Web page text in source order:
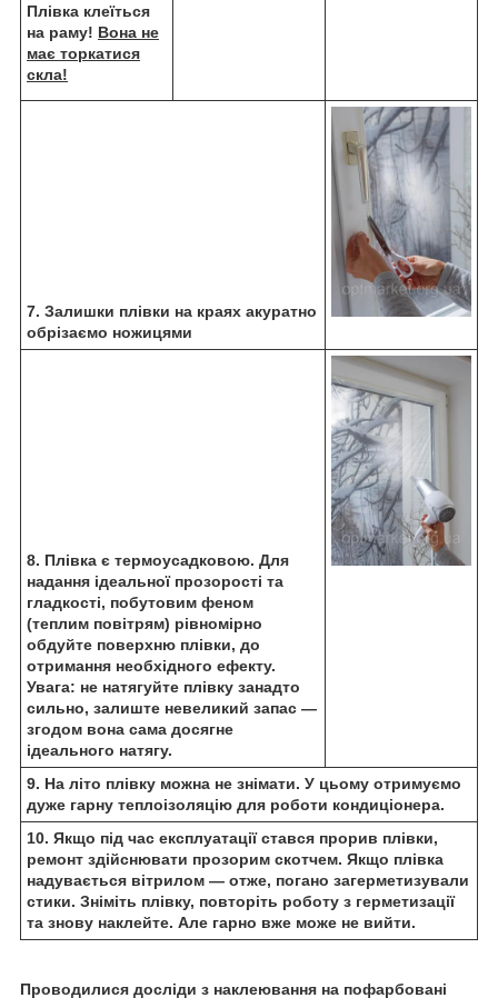
Плівка клеїться
на раму! Вона не
має торкатися
скла!
7. Залишки плівки на краях акуратно
обрізаємо ножицями
8. Плівка є термоусадковою. Для
надання ідеальної прозорості та
гладкості, побутовим феном
(теплим повітрям) рівномірно
обдуйте поверхню плівки, до
отримання необхідного ефекту.
Увага: не натягуйте плівку занадто
сильно, залиште невеликий запас —
згодом вона сама досягне
ідеального натягу.
9. На літо плівку можна не знімати. У цьому отримуємо
дуже гарну теплоізоляцію для роботи кондиціонера.
10. Якщо під час експлуатації стався прорив плівки,
ремонт здійснювати прозорим скотчем. Якщо плівка
надувається вітрилом — отже, погано загерметизували
стики. Зніміть плівку, повторіть роботу з герметизації
та знову наклейте. Але гарно вже може не вийти.
Проводилися досліди з наклеювання на пофарбовані